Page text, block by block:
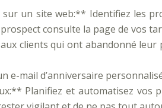
un site web:** Identifiez les
consulte la page de vos
clients qui ont abandonné
e-mail d’anniversaire
Planifiez et automatisez